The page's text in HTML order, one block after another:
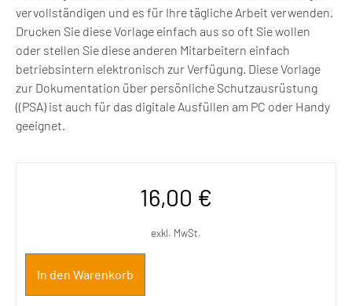
vervollständigen und es für Ihre tägliche Arbeit verwenden.
Drucken Sie diese Vorlage einfach aus so oft Sie wollen
oder stellen Sie diese anderen Mitarbeitern einfach
betriebsintern elektronisch zur Verfügung. Diese Vorlage
zur Dokumentation über persönliche Schutzausrüstung
((PSA) ist auch für das digitale Ausfüllen am PC oder Handy
geeignet.
16,00 €
exkl. MwSt.
In den Warenkorb